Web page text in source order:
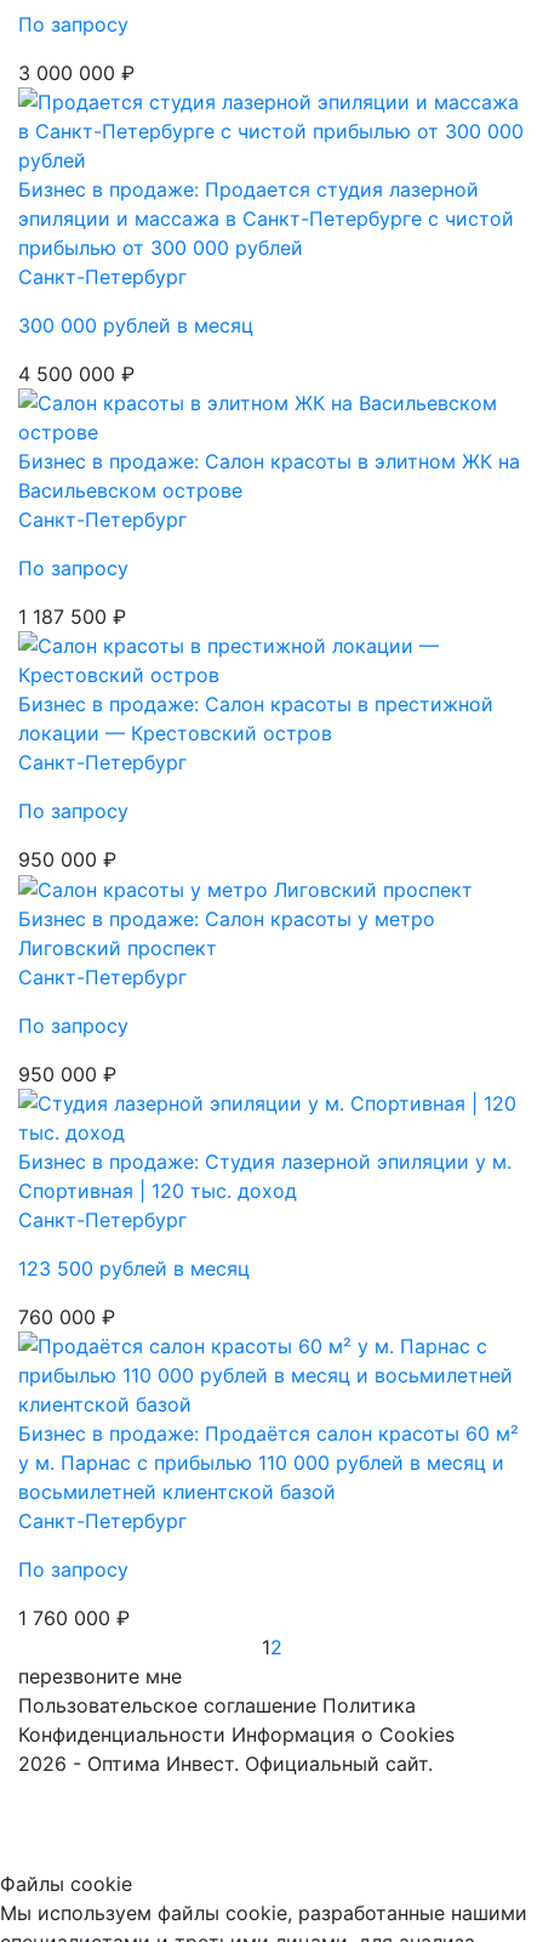
По запросу
3 000 000 ₽
Бизнес в продаже: Продается студия лазерной
эпиляции и массажа в Санкт-Петербурге с чистой
прибылью от 300 000 рублей
Санкт-Петербург
300 000 рублей в месяц
4 500 000 ₽
Бизнес в продаже: Салон красоты в элитном ЖК на
Васильевском острове
Санкт-Петербург
По запросу
1 187 500 ₽
Бизнес в продаже: Салон красоты в престижной
локации — Крестовский остров
Санкт-Петербург
По запросу
950 000 ₽
Бизнес в продаже: Салон красоты у метро
Лиговский проспект
Санкт-Петербург
По запросу
950 000 ₽
Бизнес в продаже: Студия лазерной эпиляции у м.
Спортивная | 120 тыс. доход
Санкт-Петербург
123 500 рублей в месяц
760 000 ₽
Бизнес в продаже: Продаётся салон красоты 60 м²
у м. Парнас с прибылью 110 000 рублей в месяц и
восьмилетней клиентской базой
Санкт-Петербург
По запросу
1 760 000 ₽
12
перезвоните мне
Пользовательское соглашение Политика
Конфиденциальности Информация о Cookies
2026 - Оптима Инвест. Официальный сайт.
Файлы cookie
Мы используем файлы cookie, разработанные нашими